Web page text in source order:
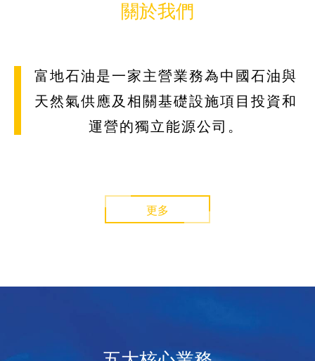
關於我們
富地石油是一家主營業務為中國石油與
天然氣供應及相關基礎設施項目投資和
運營的獨立能源公司。
更多